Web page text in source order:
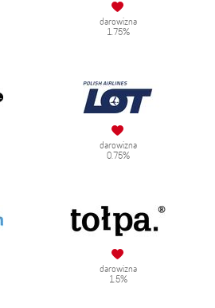
darowizna
1.75%
darowizna
0.75%
darowizna
1.5%